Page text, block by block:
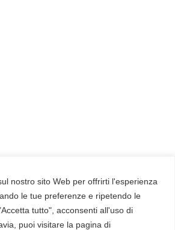
nostro sito Web per offrirti l'esperienza
le tue preferenze e ripetendo le
tutto", acconsenti all'uso di
puoi visitare la pagina di